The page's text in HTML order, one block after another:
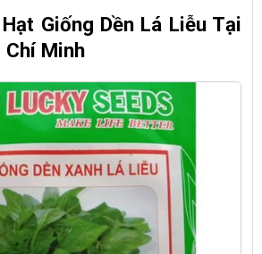
Giống Dền Lá Liễu Tại
Chí Minh